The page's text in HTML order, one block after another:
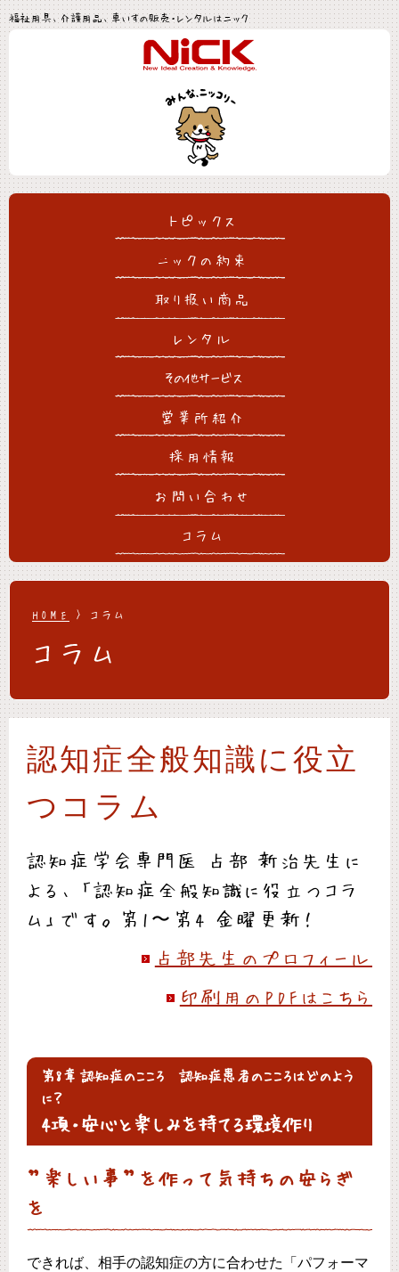
福祉用具、介護用品、車いすの販売・レンタルはニック
トピックス
ニックの約束
取り扱い商品
レンタル
その他サービス
営業所紹介
採用情報
お問い合わせ
コラム
HOME > コラム
コラム
認知症全般知識に役立
つコラム
認知症学会専門医 占部 新治先生に
よる、「認知症全般知識に役立つコラ
ム」です。第1〜第4 金曜更新！
占部先生のプロフィール
印刷用のPDFはこちら
第8章 認知症のこころ 認知症患者のこころはどのよう
に？
4項・安心と楽しみを持てる環境作り
”楽しい事”を作って気持ちの安らぎ
を
できれば、相手の認知症の方に合わせた「パフォーマ